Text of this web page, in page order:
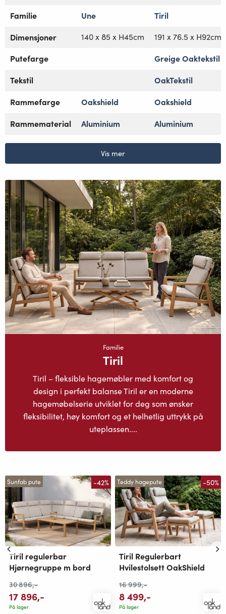
Familie
Une
Tiril
Dimensjoner
140 x 85 x H45cm 191 x 76.5 x H92cm
Putefarge
Greige Oaktekstil
Tekstil
OakTekstil
Rammefarge
Oakshield
Oakshield
Rammematerial
Aluminium Aluminium
Vis mer
Familie
Tiril
Tiril – fleksible hagemøbler med komfort og
design i perfekt balanse Tiril er en moderne
hagemøbelserie utviklet for deg som ønsker
fleksibilitet, høy komfort og et helhetlig uttrykk på
uteplassen....
Sunfab pute -42%
Tiril regulerbar
Hjørnegruppe m bord
30 896,-
17 896,-
På lager
Teddy hagepute -50%
Tiril Regulerbart
Hvilestolsett OakShield
16 999,-
8 499,-
På lager